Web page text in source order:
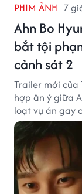
PHIM ẢNH 7
Ahn Bo
bắt tội
cảnh sát 2
Trailer mới của
hợp ăn ý giữa
loạt vụ án gay